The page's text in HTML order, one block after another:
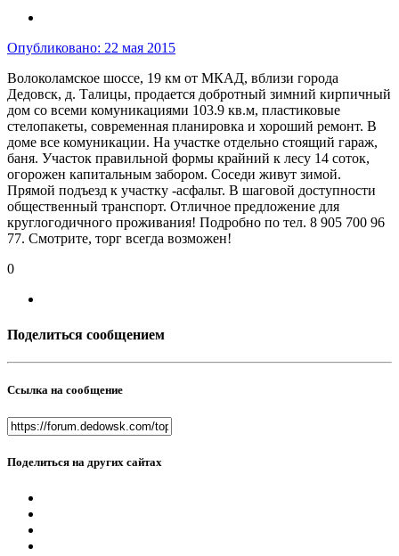
Опубликовано: 22 мая 2015
Волоколамское шоссе, 19 км от МКАД, вблизи города
Дедовск, д. Талицы, продается добротный зимний кирпичный
дом со всеми комуникациями 103.9 кв.м, пластиковые
стелопакеты, современная планировка и хороший ремонт. В
доме все комуникации. На участке отдельно стоящий гараж,
баня. Участок правильной формы крайний к лесу 14 соток,
огорожен капитальным забором. Соседи живут зимой.
Прямой подъезд к участку -асфальт. В шаговой доступности
общественный транспорт. Отличное предложение для
круглогодичного проживания! Подробно по тел. 8 905 700 96
77. Смотрите, торг всегда возможен!
0
Поделиться сообщением
Ссылка на сообщение
Поделиться на других сайтах